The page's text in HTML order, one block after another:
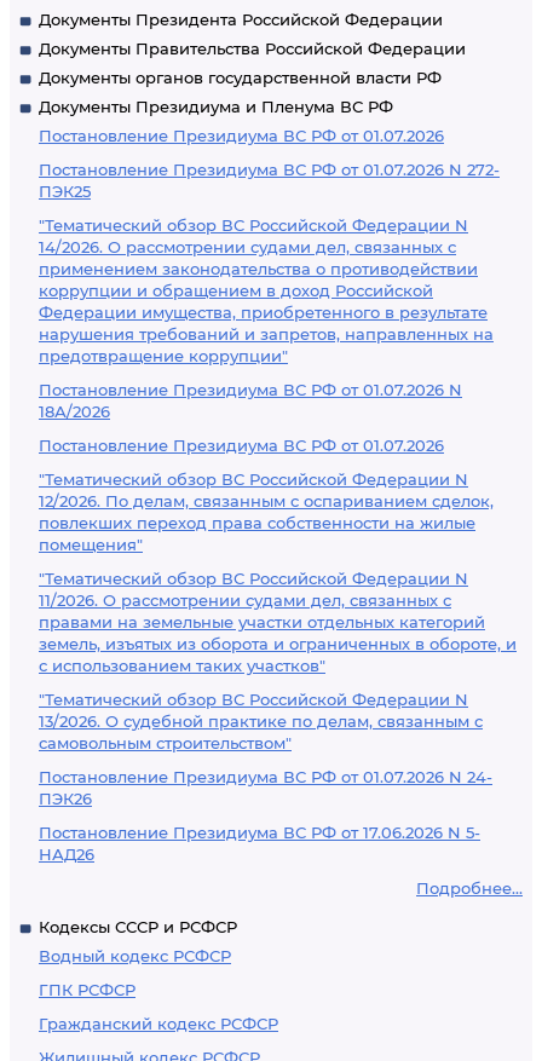
Документы Президента Российской Федерации
Документы Правительства Российской Федерации
Документы органов государственной власти РФ
Документы Президиума и Пленума ВС РФ
Постановление Президиума ВС РФ от 01.07.2026
Постановление Президиума ВС РФ от 01.07.2026 N 272-
ПЭК25
"Тематический обзор ВС Российской Федерации N
14/2026. О рассмотрении судами дел, связанных с
применением законодательства о противодействии
коррупции и обращением в доход Российской
Федерации имущества, приобретенного в результате
нарушения требований и запретов, направленных на
предотвращение коррупции"
Постановление Президиума ВС РФ от 01.07.2026 N
18А/2026
Постановление Президиума ВС РФ от 01.07.2026
"Тематический обзор ВС Российской Федерации N
12/2026. По делам, связанным с оспариванием сделок,
повлекших переход права собственности на жилые
помещения"
"Тематический обзор ВС Российской Федерации N
11/2026. О рассмотрении судами дел, связанных с
правами на земельные участки отдельных категорий
земель, изъятых из оборота и ограниченных в обороте, и
с использованием таких участков"
"Тематический обзор ВС Российской Федерации N
13/2026. О судебной практике по делам, связанным с
самовольным строительством"
Постановление Президиума ВС РФ от 01.07.2026 N 24-
ПЭК26
Постановление Президиума ВС РФ от 17.06.2026 N 5-
НАД26
Подробнее...
Кодексы СССР и РСФСР
Водный кодекс РСФСР
ГПК РСФСР
Гражданский кодекс РСФСР